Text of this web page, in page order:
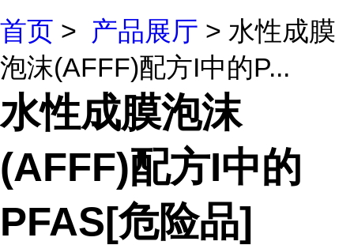
首页 > 产品展厅 > 水性成膜
泡沫(AFFF)配方I中的P...
水性成膜泡沫
(AFFF)配方I中的
PFAS[危险品]